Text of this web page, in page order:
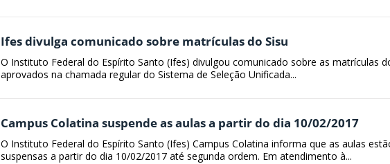
Ifes divulga comunicado sobre matrículas do Sisu
O Instituto Federal do Espírito Santo (Ifes) divulgou comunicado sobre as matrículas
aprovados na chamada regular do Sistema de Seleção Unificada...
Campus Colatina suspende as aulas a partir do dia 10/02/2017
O Instituto Federal do Espírito Santo (Ifes) Campus Colatina informa que as aulas
suspensas a partir do dia 10/02/2017 até segunda ordem. Em atendimento à...